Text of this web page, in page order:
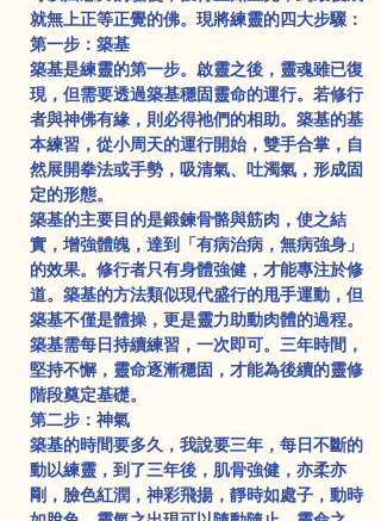
就無上正等正覺的佛。現將練靈的四大步驟：
第一步：築基
築基是練靈的第一步。啟靈之後，靈魂雖已復
現，但需要透過築基穩固靈命的運行。若修行
者與神佛有緣，則必得祂們的相助。築基的基
本練習，從小周天的運行開始，雙手合掌，自
然展開拳法或手勢，吸清氣、吐濁氣，形成固
定的形態。
築基的主要目的是鍛鍊骨骼與筋肉，使之結
實，增強體魄，達到「有病治病，無病強身」
的效果。修行者只有身體強健，才能專注於修
道。築基的方法類似現代盛行的甩手運動，但
築基不僅是體操，更是靈力助動肉體的過程。
築基需每日持續練習，一次即可。三年時間，
堅持不懈，靈命逐漸穩固，才能為後續的靈修
階段奠定基礎。
第二步：神氣
築基的時間要多久，我說要三年，每日不斷的
動以練靈，到了三年後，肌骨強健，亦柔亦
剛，臉色紅潤，神彩飛揚，靜時如處子，動時